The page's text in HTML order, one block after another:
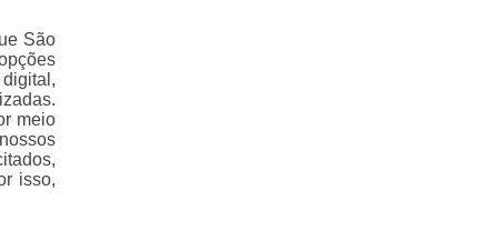
São
meio
isso,